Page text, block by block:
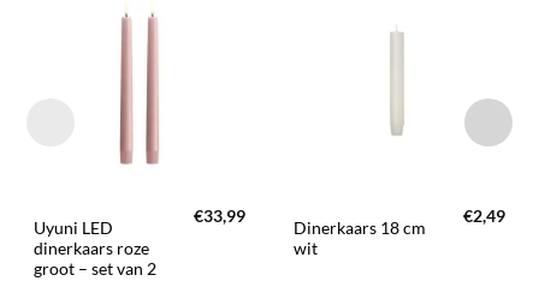
TOEVOEGEN
Uyuni LED
dinerkaars roze
groot – set van 2
€33,99
Dinerkaars 18 cm
wit
€2,49